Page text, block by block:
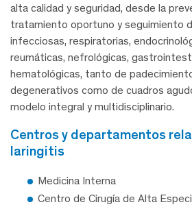
alta calidad y seguridad, desde la
tratamiento oportuno y seguimiento
infecciosas, respiratorias,
reumáticas, nefrológicas,
hematológicas, tanto de
degenerativos como de cuadros
modelo integral y multidisciplinario.
centros y departamentos relacionados
laringitis
Medicina Interna
Centro de Cirugía de Alta